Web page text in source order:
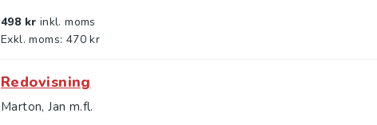
498 kr inkl. moms
Exkl. moms: 470 kr
Redovisning
Marton, Jan m.fl.